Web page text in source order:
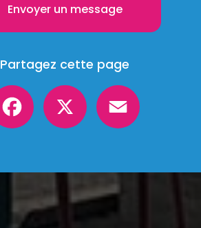
Envoyer un message
Partagez cette page
Facebook